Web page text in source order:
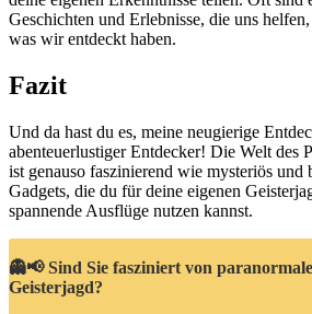
Geschichten und Erlebnisse, die uns helfen,
was wir entdeckt haben.
Fazit
Und ‌da hast du es, meine neugierige
abenteuerlustiger Entdecker! Die Welt ⁤des
⁤ist genauso faszinierend ​wie mysteriös und
‌Gadgets, die du für ⁣deine eigenen
spannende⁣ Ausflüge nutzen kannst.
👻📢 Sind Sie fasziniert von
Geisterjagd?